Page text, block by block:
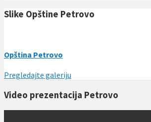
Slike Opštine Petrovo
Opština Petrovo
Pregledajte galeriju
Video prezentacija Petrovo